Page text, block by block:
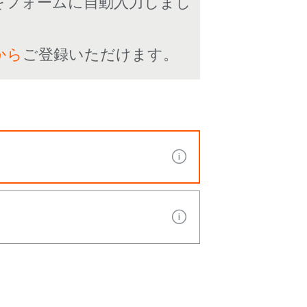
ら ご登録いただけます。